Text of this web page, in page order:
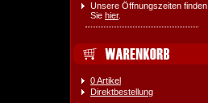
Unsere Öffnungszeiten finden
Sie hier.
0 Artikel
Direktbestellung